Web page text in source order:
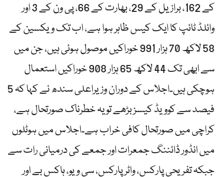
کے 162، برازیل کے 29، بھارت کے 66، پی ون کے 3 اور
وائلڈ ٹائپ کا ایک کیس ظاہر ہوا ہے، اب تک ویکسین کے
58 لاکھ 70 ہزار 991 خوراکیں موصول ہوئی ہیں، جن میں
سے ابھی تک 44 لاکھ 65 ہزار 908 خوراکیں استعمال
ہوچکی ہیں۔اجلاس کے دوران وزیراعلی سندھ نے کہا کہ 5
فیصد سے کوویڈ کیسز بڑھے تو یہ خطرناک صورتحال ہے،
کراچی میں صورتحال کافی خراب ہے۔اجلاس میں ہوٹلوں
میں انڈور ڈائننگ جمعرات اور جمعے کی درمیانی رات سے
جبکہ تفریحی پارکس، واٹر پارکس، سی ویو، ہاکس بے اور